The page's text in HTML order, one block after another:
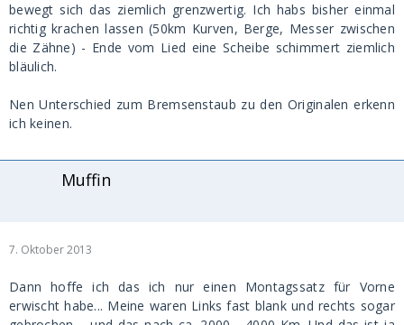
bewegt sich das ziemlich grenzwertig. Ich habs bisher einmal
richtig krachen lassen (50km Kurven, Berge, Messer zwischen
die Zähne) - Ende vom Lied eine Scheibe schimmert ziemlich
bläulich.
Nen Unterschied zum Bremsenstaub zu den Originalen erkenn
ich keinen.
Muffin
7. Oktober 2013
Dann hoffe ich das ich nur einen Montagssatz für Vorne
erwischt habe... Meine waren Links fast blank und rechts sogar